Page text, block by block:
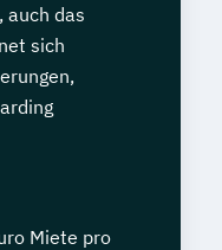
auch das
sich
Miete pro